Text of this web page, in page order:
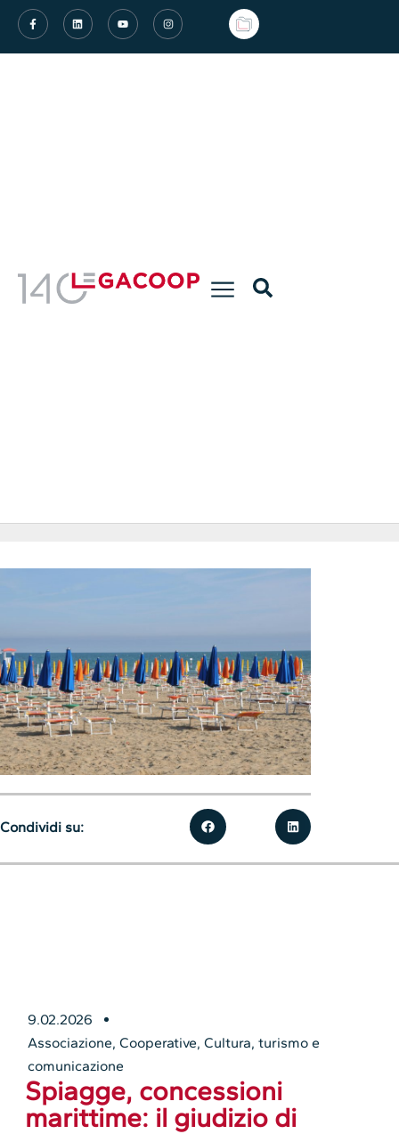
9.02.2026
Associazione,Cooperative,Cultura, turismo e
comunicazione
Spiagge, concessioni
marittime: il giudizio di
Condividi su: